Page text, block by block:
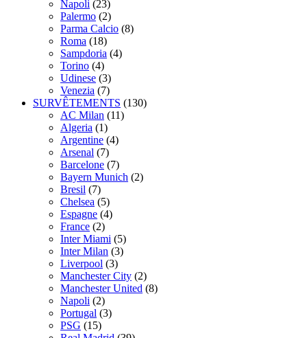
Napoli (23)
Palermo (2)
Parma Calcio (8)
Roma (18)
Sampdoria (4)
Torino (4)
Udinese (3)
Venezia (7)
SURVÊTEMENTS (130)
AC Milan (11)
Algeria (1)
Argentine (4)
Arsenal (7)
Barcelone (7)
Bayern Munich (2)
Bresil (7)
Chelsea (5)
Espagne (4)
France (2)
Inter Miami (5)
Inter Milan (3)
Liverpool (3)
Manchester City (2)
Manchester United (8)
Napoli (2)
Portugal (3)
PSG (15)